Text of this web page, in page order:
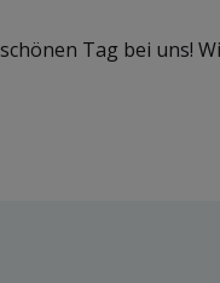
Tag bei uns!